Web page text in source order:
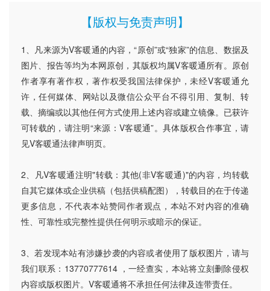
【版权与免责声明】
1、凡来源为V客暖通的内容，“原创”或“独家”的信息、数据及
图片、报告等均为本网原创，其版权均属V客暖通所有。原创
作者享有著作权，著作权受我国法律保护，未经V客暖通允
许，任何媒体、网站以及微信公众平台不得引用、复制、转
载、摘编或以其他任何方式使用上述内容或建立镜像。已获许
可转载的，请注明“来源：V客暖通”。具体版权合作事宜，请
见V客暖通法律声明页。
2、凡V客暖通注明"转载：其他(非V客暖通)"的内容，均转载
自其它媒体或企业供稿（包括供稿配图），转载目的在于传递
更多信息，不代表本站赞同作者观点，本站不对内容的准确
性、可靠性或完整性提供任何明示或暗示的保证。
3、若发现本站有涉嫌抄袭的内容或者使用了版权图片，请与
我们联系：13770777614 ，一经查实，本站将立刻删除侵权
内容或版权图片。V客暖通将不承担任何法律及连带责任。